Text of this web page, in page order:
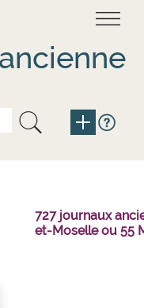
727 journaux
et-Moselle ou 55